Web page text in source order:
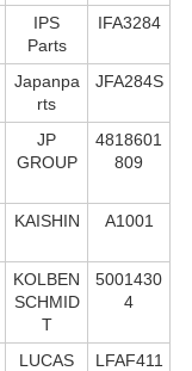
IPS
Parts
IFA3284
Japanpa
rts
JFA284S
JP
GROUP
4818601
809
KAISHIN A1001
KOLBEN
SCHMID
T
5001430
4
LUCAS
LFAF411